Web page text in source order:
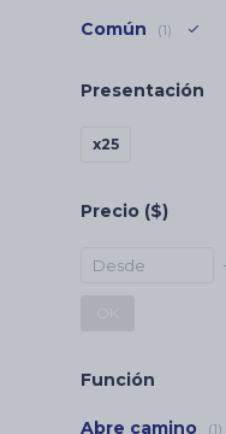
Común (1)
Presentación
x25
Precio ($)
Función
Abre camino (1)